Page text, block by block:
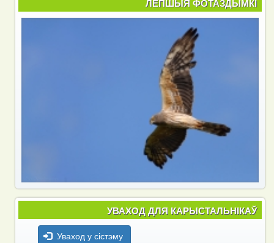
ЛЕПШЫЯ ФОТАЗДЫМКІ
УВАХОД ДЛЯ КАРЫСТАЛЬНІКАЎ
Уваход у сістэму